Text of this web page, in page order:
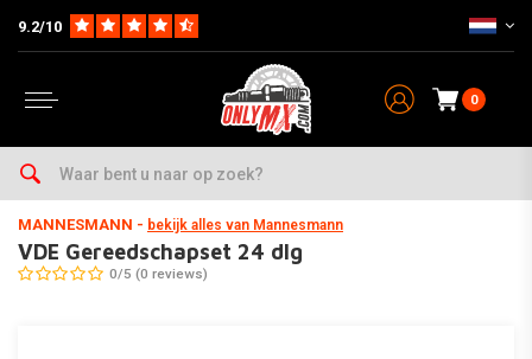
9.2/10
0
Home Onderhoud & Werkplaats
MANNESMANN - bekijk alles van Mannesmann
VDE Gereedschapset 24 dlg
0/5 (0 reviews)